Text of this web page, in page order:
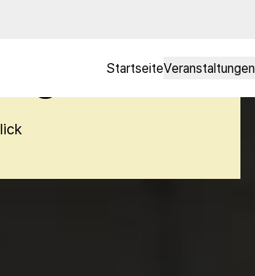
StartseiteVeranstaltungen